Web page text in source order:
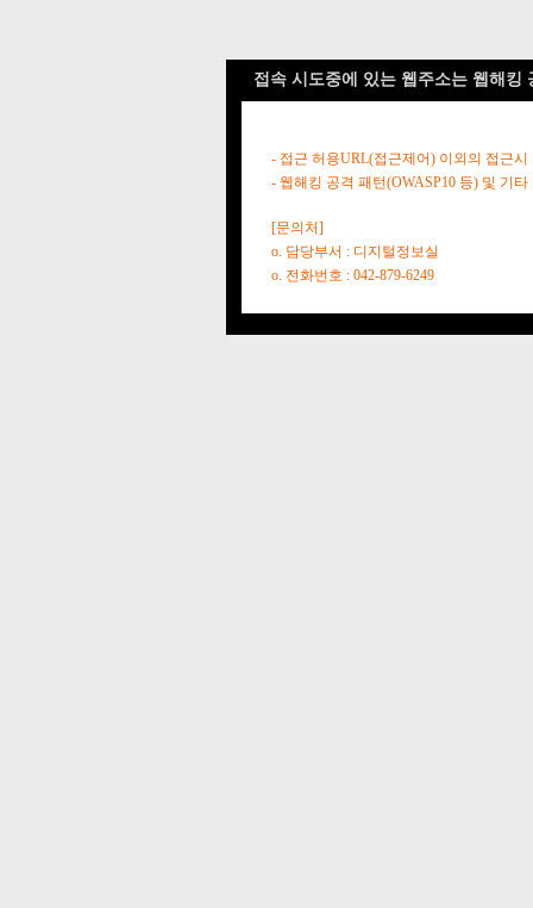
접속 시도중에 있는 웹주소는 웹해킹
- 접근 허용URL(접근제어) 이외의 접근시
- 웹해킹 공격 패턴(OWASP10 등) 및 기
[문의처]
o. 담당부서 : 디지털정보실
o. 전화번호 : 042-879-6249